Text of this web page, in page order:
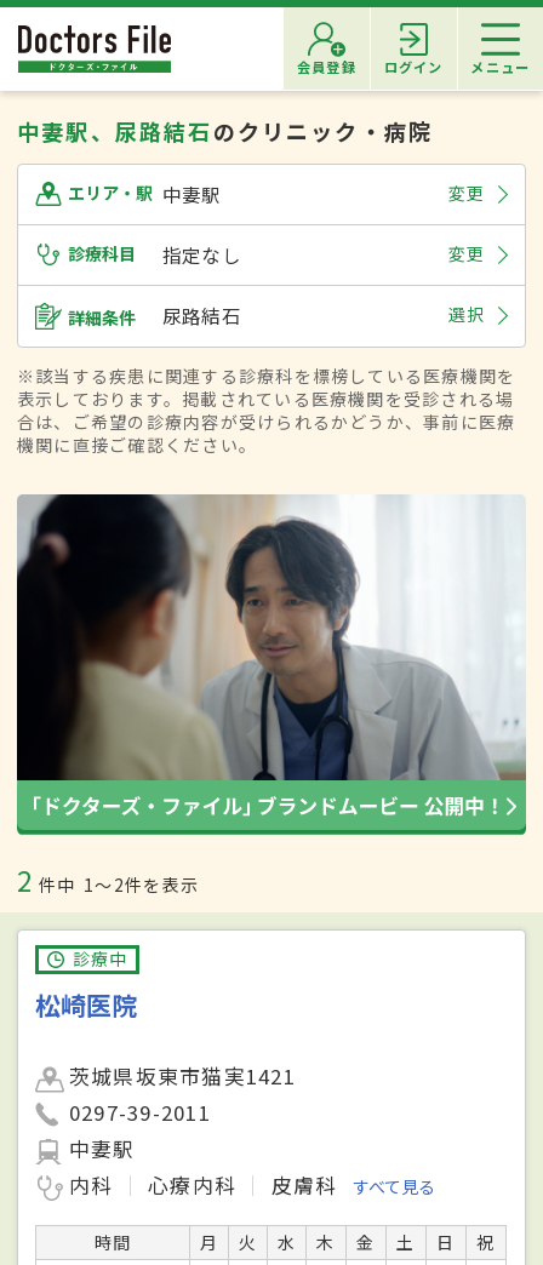
会員登録 ログイン メニュー
中妻駅、尿路結石のクリニック・病院
エリア・駅 中妻駅 変更
診療科目 指定なし 変更
詳細条件 尿路結石 選択
※該当する疾患に関連する診療科を標榜している医療機関を
表示しております。掲載されている医療機関を受診される場
合は、ご希望の診療内容が受けられるかどうか、事前に医療
機関に直接ご確認ください。
2 件中 1〜2件を表示
診療中
松崎医院
茨城県坂東市猫実1421
0297-39-2011
中妻駅
内科
心療内科 皮膚科 すべて見る
時間 月 火 水 木 金 土 日
祝